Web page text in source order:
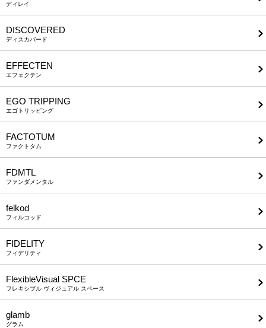
ディレイ
DISCOVERED
ディスカバード
EFFECTEN
エフェクテン
EGO TRIPPING
エゴトリッピング
FACTOTUM
ファクトタム
FDMTL
ファンダメンタル
felkod
フィルコッド
FIDELITY
フィデリティ
FlexibleVisual SPCE
フレキシブル ヴィジュアル スペース
glamb
グラム